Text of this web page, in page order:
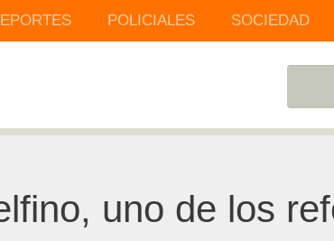
POLICIALES SOCIEDAD
uno de los